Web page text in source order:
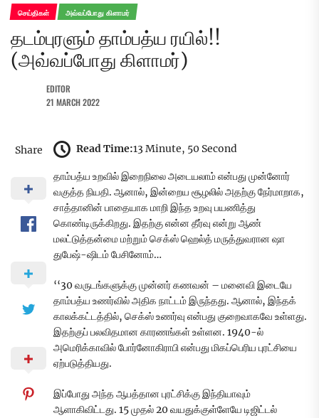
செய்திகள் அவ்வப்போது கிளாமர்
தடம்புரளும் தாம்பத்ய ரயில்!!
(அவ்வப்போது கிளாமர்)
EDITOR
21 MARCH 2022
Share Read Time:13 Minute, 50 Second
தாம்பத்ய உறவில் இறைநிலை அடையலாம் என்பது முன்னோர்
வகுத்த நியதி. ஆனால், இன்றைய சூழலில் அதற்கு நேர்மாறாக,
சாத்தானின் பாதையாக மாறி இந்த உறவு பயணித்து
கொண்டிருக்கிறது. இதற்கு என்ன தீர்வு என்று ஆண்
மலட்டுத்தன்மை மற்றும் செக்ஸ் ஹெல்த் மருத்துவரான ஷா
துபேஷ்-ஷிடம் பேசினோம்…
‘‘30 வருடங்களுக்கு முன்னர் கணவன் – மனைவி இடையே
தாம்பத்ய உணர்வில் அதிக நாட்டம் இருந்தது. ஆனால், இந்தக்
காலக்கட்டத்தில், செக்ஸ் உணர்வு என்பது குறைவாகவே உள்ளது.
இதற்குப் பலவிதமான காரணங்கள் உள்ளன. 1940-ல்
அமெரிக்காவில் போர்னோகிராபி என்பது மிகப்பெரிய புரட்சியை
ஏற்படுத்தியது.
இப்போது அந்த ஆபத்தான புரட்சிக்கு இந்தியாவும்
ஆளாகிவிட்டது. 15 முதல் 20 வயதுக்குள்ளேயே டிஜிட்டல்